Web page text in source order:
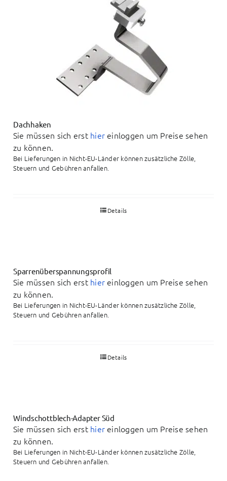
Dachhaken
Sie müssen sich erst hier einloggen um Preise sehen
zu können.
Bei Lieferungen in Nicht-EU-Länder können zusätzliche Zölle,
Steuern und Gebühren anfallen.
Details
Sparrenüberspannungsprofil
Sie müssen sich erst hier einloggen um Preise sehen
zu können.
Bei Lieferungen in Nicht-EU-Länder können zusätzliche Zölle,
Steuern und Gebühren anfallen.
Details
Windschottblech-Adapter Süd
Sie müssen sich erst hier einloggen um Preise sehen
zu können.
Bei Lieferungen in Nicht-EU-Länder können zusätzliche Zölle,
Steuern und Gebühren anfallen.